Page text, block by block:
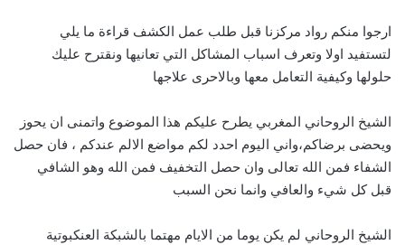
ارجوا منكم رواد مركزنا قبل طلب عمل الكشف قراءة ما يلي
لتستفيد اولا وتعرف اسباب المشاكل التي تعانيها ونقترح عليك
حلولها وكيفية التعامل معها وبالاحرى علاجها
الشيخ الروحاني المغربي يطرح عليكم هذا الموضوع واتمنى ان يحوز
ويحضى برضاكم،واني اليوم احدد لكم مواضع الالم عندكم ، فان حصل
الشفاء فمن الله تعالى وان حصل التخفيف فمن الله وهو الشافي
قبل كل شيء والعافي وانما نحن السبب
الشيخ الروحاني لم يكن يوما من الايام مهتما بالشبكة العنكبوتية